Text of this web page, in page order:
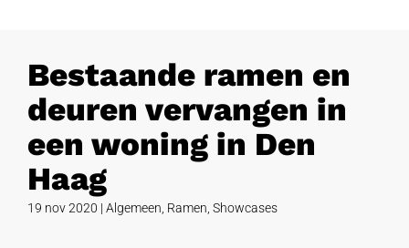
Bestaande ramen en
deuren vervangen in
een woning in Den
Haag
19 nov 2020 | Algemeen Ramen Showcases